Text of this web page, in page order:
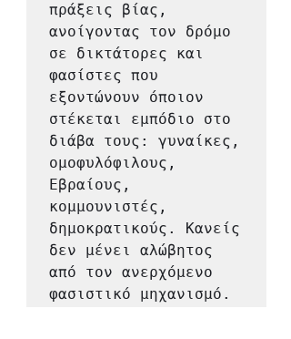
πράξεις βίας,
ανοίγοντας τον δρόμο
σε δικτάτορες και
φασίστες που
εξοντώνουν όποιον
στέκεται εμπόδιο στο
διάβα τους: γυναίκες,
ομοφυλόφιλους,
Εβραίους,
κομμουνιστές,
δημοκρατικούς. Κανείς
δεν μένει αλώβητος
από τον ανερχόμενο
φασιστικό μηχανισμό.